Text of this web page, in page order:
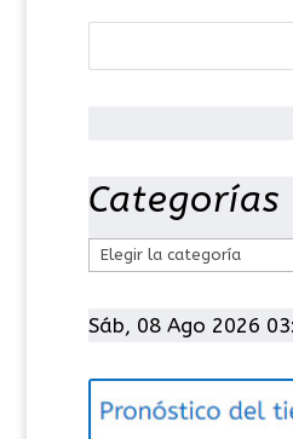
Categorías
t
g
Sáb, 08 Ago 2026